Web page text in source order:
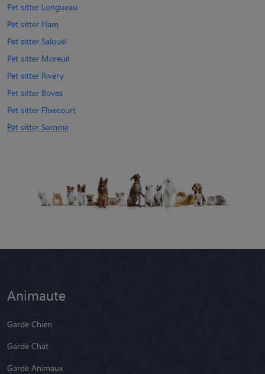
Pet sitter Longueau
Pet sitter Ham
Pet sitter Salouël
Pet sitter Moreuil
Pet sitter Rivery
Pet sitter Boves
Pet sitter Flixecourt
Pet sitter Somme
Animaute
Garde Chien
Garde Chat
Garde Animaux